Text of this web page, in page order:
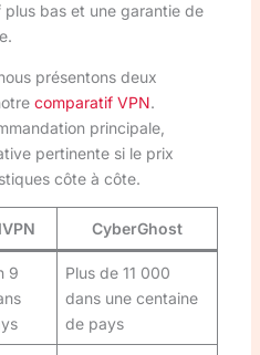
bas et une garantie de
présentons deux
comparatif VPN.
principale,
pertinente si le prix
côte à côte.
CyberGhost
9
Plus de 11 000
dans une centaine
de pays